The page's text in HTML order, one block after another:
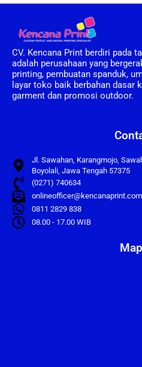
CV. Kencana Print berdiri pada
adalah perusahaan yang
printing, pembuatan spanduk,
layar toko baik berbahan dasar
garment dan promosi outdoor.
Jl. Sawahan, Karangmojo,
Boyolali, Jawa Tengah 57375
(0271) 740634
onlineofficer@kencanaprint.com
0811 2829 838
08.00 - 17.00 WIB